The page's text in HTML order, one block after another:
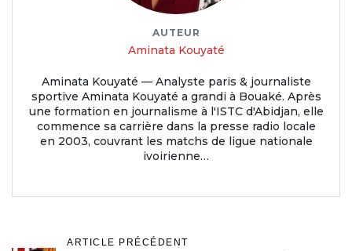
AUTEUR
Aminata Kouyaté
Aminata Kouyaté — Analyste paris & journaliste
sportive Aminata Kouyaté a grandi à Bouaké. Après
une formation en journalisme à l'ISTC d'Abidjan, elle
commence sa carrière dans la presse radio locale
en 2003, couvrant les matchs de ligue nationale
ivoirienne…
ARTICLE PRÉCÉDENT